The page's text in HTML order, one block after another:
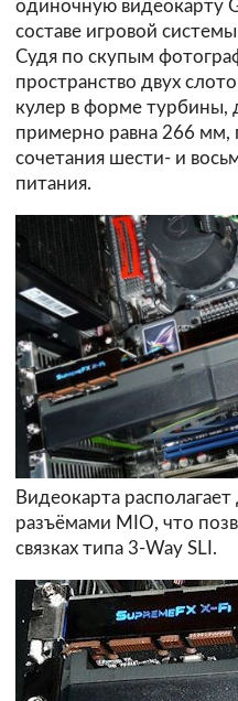
одиночную видеокарту
составе игровой
Судя по скупым
пространство двух
кулер в форме турбины,
примерно равна 266 мм,
сочетания шести- и
питания.
Видеокарта
разъёмами MIO, что
связках типа 3-Way SLI.